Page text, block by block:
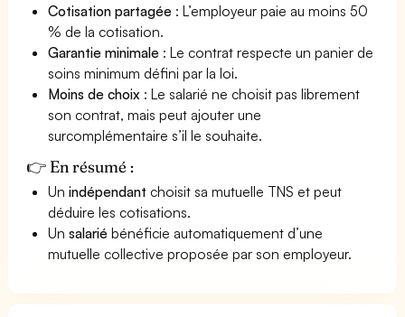
Cotisation partagée : L’employeur paie au moins 50
% de la cotisation.
Garantie minimale : Le contrat respecte un panier de
soins minimum défini par la loi.
Moins de choix : Le salarié ne choisit pas librement
son contrat, mais peut ajouter une
surcomplémentaire s’il le souhaite.
👉 En résumé :
Unindépendant choisit sa mutuelle TNS et peut
déduire les cotisations.
Unsalarié bénéficie automatiquement d’une
mutuelle collective proposée par son employeur.